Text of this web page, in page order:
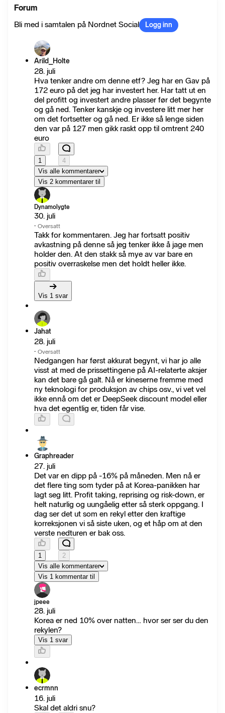
Forum
Bli med i samtalen på Nordnet Social
Logg inn
Arild_Holte
28. juli
Hva tenker andre om denne etf? Jeg har en Gav på
172 euro på det jeg har investert her. Har tatt ut en
del profitt og investert andre plasser før det begynte
og gå ned. Tenker kanskje og investere litt mer her
om det fortsetter og gå ned. Er ikke så lenge siden
den var på 127 men gikk raskt opp til omtrent 240
euro
1
4
Vis alle kommentarer
Vis 2 kommentarer til
Dynamolygte
30. juli
· Oversatt
Takk for kommentaren. Jeg har fortsatt positiv
avkastning på denne så jeg tenker ikke å jage men
holder den. At den stakk så mye av var bare en
positiv overraskelse men det holdt heller ikke.
Vis 1 svar
Jahat
28. juli
· Oversatt
Nedgangen har først akkurat begynt, vi har jo alle
visst at med de prissettingene på AI-relaterte aksjer
kan det bare gå galt. Nå er kineserne fremme med
ny teknologi for produksjon av chips osv., vi vet vel
ikke ennå om det er DeepSeek discount model eller
hva det egentlig er, tiden får vise.
Graphreader
27. juli
Det var en dipp på -16% på måneden. Men nå er
det flere ting som tyder på at Korea-panikken har
lagt seg litt. Profit taking, reprising og risk-down, er
helt naturlig og uungåelig etter så sterk oppgang. I
dag ser det ut som en rekyl etter den kraftige
korreksjonen vi så siste uken, og et håp om at den
verste nedturen er bak oss.
1
2
Vis alle kommentarer
Vis 1 kommentar til
jpeee
28. juli
Korea er ned 10% over natten… hvor ser ser du den
rekylen?
Vis 1 svar
ecrmnn
16. juli
Skal det aldri snu?